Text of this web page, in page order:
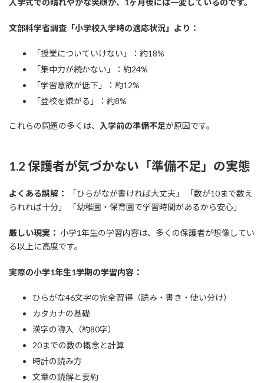
入学式での晴れやかな笑顔が、1ヶ月後には一変しているのです。
文部科学省調査「小学校入学時の適応状況」より：
「授業についていけない」：約18%
「集中力が続かない」：約24%
「学習意欲が低下」：約12%
「登校を嫌がる」：約8%
これらの問題の多くは、 入学前の準備不足が原因です。
1.2 保護者が気づかない「準備不足」の実態
よくある誤解：
「ひらがなが書ければ大丈夫」 「数が10まで数え
られれば十分」 「幼稚園・保育園で学習時間があるから安心」
厳しい現実： 小学1年生の学習内容は、多くの保護者が想像してい
る以上に高度です。
実際の小学1年生1学期の学習内容：
ひらがな46文字の完全習得（読み・書き・使い分け）
カタカナの基礎
漢字の導入（約80字）
20までの数の概念と計算
時計の読み方
文章の読解と要約